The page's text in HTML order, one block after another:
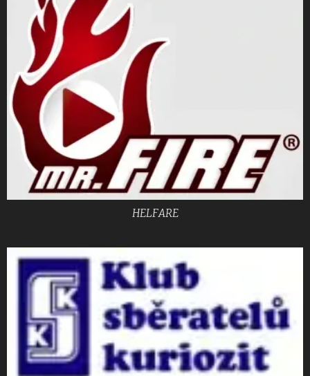
HELFARE